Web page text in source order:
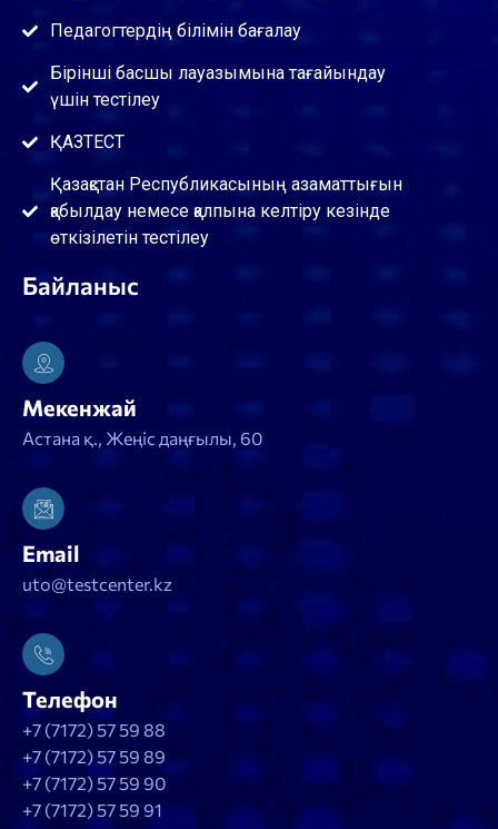
Педагогтердің білімін бағалау
Бірінші басшы лауазымына тағайындау
үшін тестілеу
ҚАЗТЕСТ
Қазақстан Республикасының азаматтығын
қабылдау немесе қалпына келтіру кезінде
өткізілетін тестілеу
Байланыс
Мекенжай
Астана қ., Жеңіс даңғылы, 60
Email
uto@testcenter.kz
Телефон
+7 (7172) 57 59 88
+7 (7172) 57 59 89
+7 (7172) 57 59 90
+7 (7172) 57 59 91